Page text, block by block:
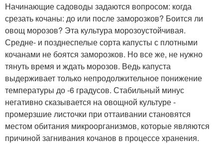
Начинающие садоводы задаются вопросом: когда
срезать кочаны: до или после заморозков? Боится ли
овощ морозов? Эта культура морозоустойчивая.
Средне- и позднеспелые сорта капусты с плотными
кочанами не боятся заморозков. Но все же, не нужно
тянуть время и ждать морозов. Ведь капуста
выдерживает только непродолжительное понижение
температуры до -6 градусов. Стабильный минус
негативно сказывается на овощной культуре -
промерзшие листочки при оттаивании становятся
местом обитания микроорганизмов, которые являются
причиной загнивания кочанов в процессе хранения.